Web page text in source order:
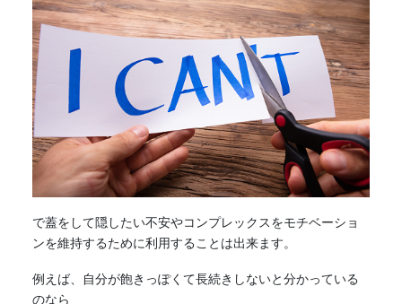
で蓋をして隠したい不安やコンプレックスをモチベーショ
ンを維持するために利用することは出来ます。
例えば、自分が飽きっぽくて長続きしないと分かっている
のなら